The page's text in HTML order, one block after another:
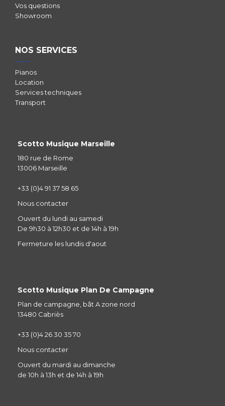
Vos questions
Showroom
NOS SERVICES
Pianos
Location
Services techniques
Transport
Scotto Musique Marseille
180 rue de Rome
13006 Marseille
+33 (0)4 91 37 58 65
Nous contacter
Ouvert du lundi au samedi
De 9h30 à 12h30 et de 14h à 19h
Fermeture les lundis d'aout
Scotto Musique Plan De Campagne
Plan de campagne, bât A zone nord
13480 Cabriès
+33 (0)4 26 30 35 70
Nous contacter
Ouvert du mardi au dimanche
de 10h à 13h et de 14h à 19h